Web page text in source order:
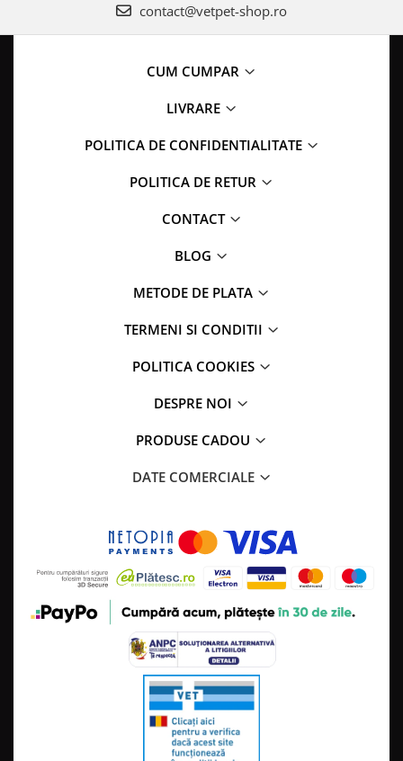
contact@vetpet-shop.ro
CUM CUMPAR
LIVRARE
POLITICA DE CONFIDENTIALITATE
POLITICA DE RETUR
CONTACT
BLOG
METODE DE PLATA
TERMENI SI CONDITII
POLITICA COOKIES
DESPRE NOI
PRODUSE CADOU
DATE COMERCIALE